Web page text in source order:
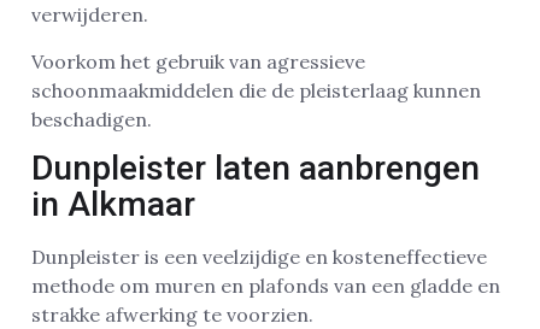
verwijderen.
Voorkom het gebruik van agressieve
schoonmaakmiddelen die de pleisterlaag kunnen
beschadigen.
Dunpleister laten aanbrengen
in Alkmaar
Dunpleister is een veelzijdige en kosteneffectieve
methode om muren en plafonds van een gladde en
strakke afwerking te voorzien.